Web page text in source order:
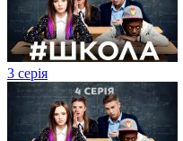
3 серія